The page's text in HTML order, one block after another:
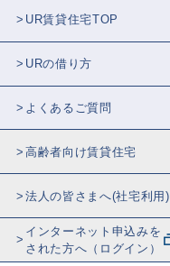
UR賃貸住宅TOP
URの借り方
よくあるご質問
高齢者向け賃貸住宅
法人の皆さまへ(社宅利用)
インターネット申込みを
された方へ（ログイン）